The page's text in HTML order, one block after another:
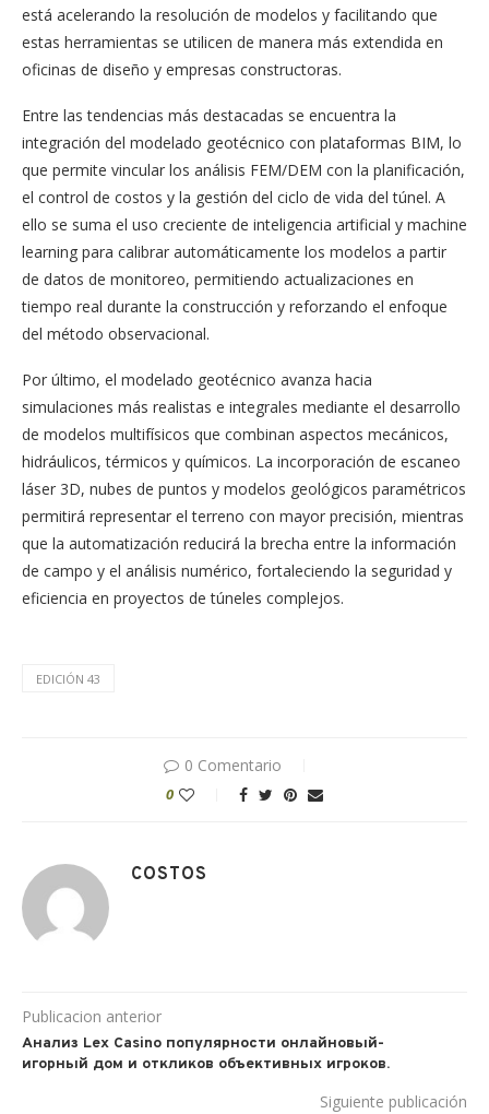
está acelerando la resolución de modelos y facilitando que
estas herramientas se utilicen de manera más extendida en
oficinas de diseño y empresas constructoras.
Entre las tendencias más destacadas se encuentra la
integración del modelado geotécnico con plataformas BIM, lo
que permite vincular los análisis FEM/DEM con la planificación,
el control de costos y la gestión del ciclo de vida del túnel. A
ello se suma el uso creciente de inteligencia artificial y machine
learning para calibrar automáticamente los modelos a partir
de datos de monitoreo, permitiendo actualizaciones en
tiempo real durante la construcción y reforzando el enfoque
del método observacional.
Por último, el modelado geotécnico avanza hacia
simulaciones más realistas e integrales mediante el desarrollo
de modelos multifísicos que combinan aspectos mecánicos,
hidráulicos, térmicos y químicos. La incorporación de escaneo
láser 3D, nubes de puntos y modelos geológicos paramétricos
permitirá representar el terreno con mayor precisión, mientras
que la automatización reducirá la brecha entre la información
de campo y el análisis numérico, fortaleciendo la seguridad y
eficiencia en proyectos de túneles complejos.
EDICIÓN 43
0 Comentario
0
COSTOS
Publicacion anterior
Анализ Lex Casino популярности онлайновый-
игорный дом и откликов объективных игроков.
Siguiente publicación